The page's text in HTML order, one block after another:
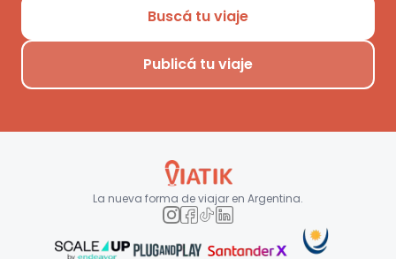
Buscá tu viaje
Publicá tu viaje
La nueva forma de viajar en Argentina.